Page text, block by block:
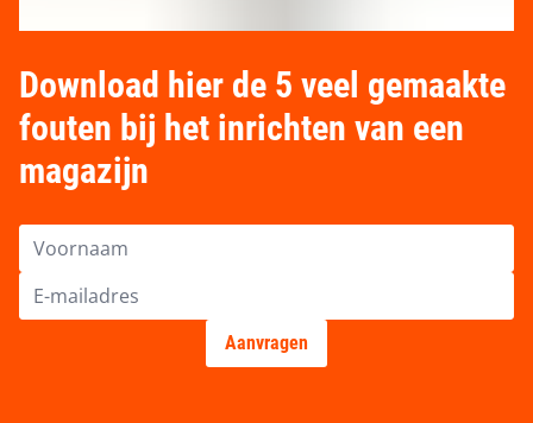
Download hier de 5 veel gemaakte
fouten bij het inrichten van een
magazijn